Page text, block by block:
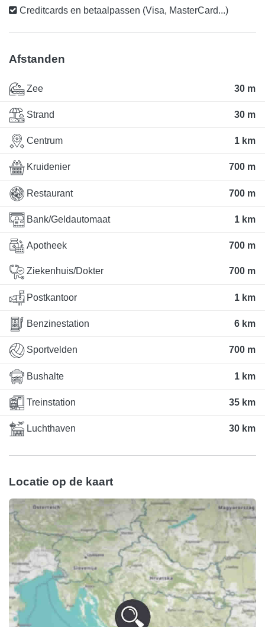
Creditcards en betaalpassen (Visa, MasterCard...)
Afstanden
Zee 30 m
Strand 30 m
Centrum 1 km
Kruidenier 700 m
Restaurant 700 m
Bank/Geldautomaat 1 km
Apotheek 700 m
Ziekenhuis/Dokter 700 m
Postkantoor 1 km
Benzinestation 6 km
Sportvelden 700 m
Bushalte 1 km
Treinstation 35 km
Luchthaven 30 km
Locatie op de kaart